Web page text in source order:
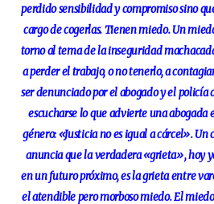
perdido sensibilidad y compromiso sino
cargo de cogerlas. Tienen miedo. Un
torno al tema de la inseguridad
a perder el trabajo, o no tenerlo, a
ser denunciado por el abogado y el policía
escucharse lo que advierte una abogada
género: «Justicia no es igual a cárcel».
anuncia que la verdadera «grieta», hoy
en un futuro próximo, es la grieta entre
el atendible pero morboso miedo. El